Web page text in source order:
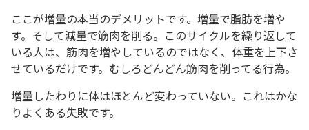
ここが増量の本当のデメリットです。増量で脂肪を増や
す。そして減量で筋肉を削る。このサイクルを繰り返して
いる人は、筋肉を増やしているのではなく、体重を上下さ
せているだけです。むしろどんどん筋肉を削ってる行為。
増量したわりに体はほとんど変わっていない。これはかな
りよくある失敗です。